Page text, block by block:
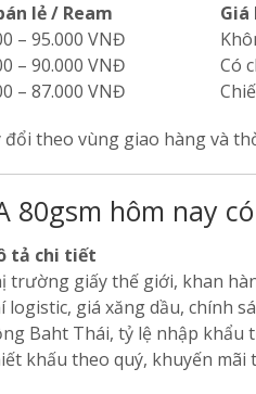
lẻ / Ream
Giá
– 95.000 VNĐ
– 90.000 VNĐ
Có
– 87.000 VNĐ
theo vùng giao hàng và
80gsm hôm nay
tả chi tiết
trường giấy thế giới, khan
logistic, giá xăng dầu, chính
Baht Thái, tỷ lệ nhập khẩu
khấu theo quý, khuyến